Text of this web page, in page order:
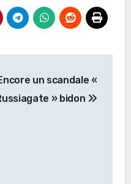
un scandale «
» bidon